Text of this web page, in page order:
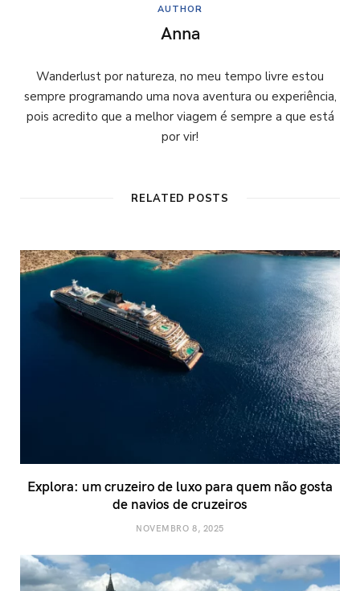
AUTHOR
Anna
Wanderlust por natureza, no meu tempo livre estou
sempre programando uma nova aventura ou experiência,
pois acredito que a melhor viagem é sempre a que está
por vir!
RELATED POSTS
Explora: um cruzeiro de luxo para quem não gosta
de navios de cruzeiros
NOVEMBRO 8, 2025